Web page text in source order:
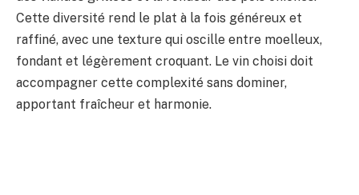
Cette diversité rend le plat à la fois généreux et
raffiné, avec une texture qui oscille entre moelleux,
fondant et légèrement croquant. Le vin choisi doit
accompagner cette complexité sans dominer,
apportant fraîcheur et harmonie.